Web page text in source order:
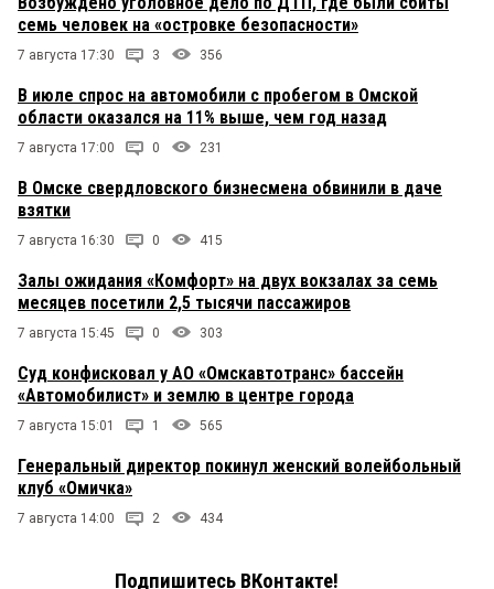
семь человек на «островке безопасности»
7 августа 17:30 3 356
В июле спрос на автомобили с пробегом в Омской
области оказался на 11% выше, чем год назад
7 августа 17:00 0 231
В Омске свердловского бизнесмена обвинили в даче
взятки
7 августа 16:30 0 415
Залы ожидания «Комфорт» на двух вокзалах за семь
месяцев посетили 2,5 тысячи пассажиров
7 августа 15:45 0 303
Суд конфисковал у АО «Омскавтотранс» бассейн
«Автомобилист» и землю в центре города
7 августа 15:01 1 565
Генеральный директор покинул женский волейбольный
клуб «Омичка»
7 августа 14:00 2 434
Подпишитесь ВКонтакте!